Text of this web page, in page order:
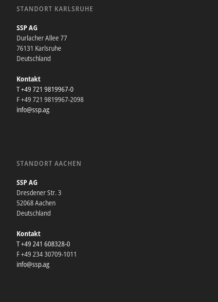
STANDORT KARLSRUHE
SSP AG
Durlacher Allee 77
76131 Karlsruhe
Deutschland
Kontakt
T +49 721 9819967-0
F +49 721 9819967-2098
info@ssp.ag
STANDORT AACHEN
SSP AG
Dresdener Str. 3
52068 Aachen
Deutschland
Kontakt
T +49 241 608328-0
F +49 234 30709-1011
info@ssp.ag